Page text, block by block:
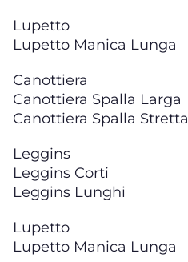
Lupetto
Lupetto Manica Lunga
Canottiera
Canottiera Spalla Larga
Canottiera Spalla Stretta
Leggins
Leggins Corti
Leggins Lunghi
Lupetto
Lupetto Manica Lunga